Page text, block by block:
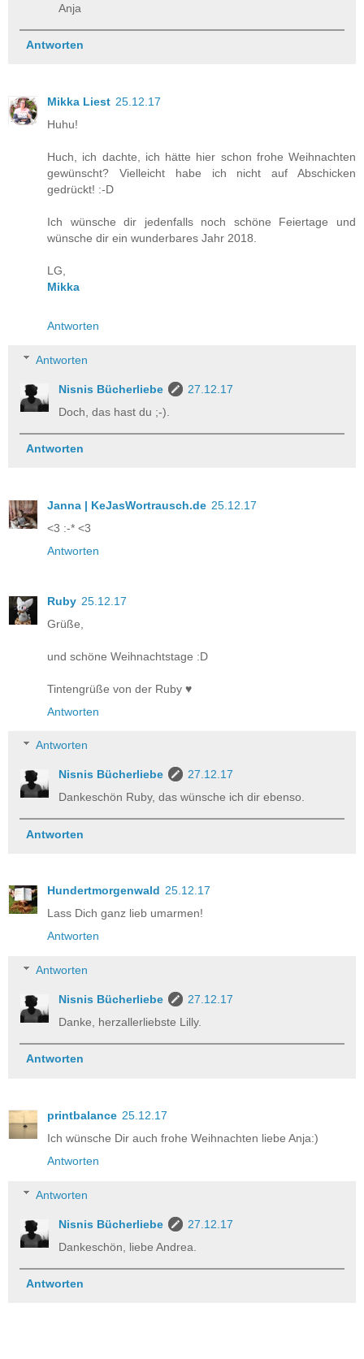
Anja
Antworten
Mikka Liest 25.12.17
Huhu!
Huch, ich dachte, ich hätte hier schon frohe Weihnachten
gewünscht? Vielleicht habe ich nicht auf Abschicken
gedrückt! :-D
Ich wünsche dir jedenfalls noch schöne Feiertage und
wünsche dir ein wunderbares Jahr 2018.
LG,
Mikka
Antworten
Antworten
Nisnis Bücherliebe
27.12.17
Doch, das hast du ;-).
Antworten
Janna | KeJasWortrausch.de 25.12.17
<3 :-* <3
Antworten
Ruby 25.12.17
Grüße,
und schöne Weihnachtstage :D
Tintengrüße von der Ruby ♥
Antworten
Antworten
Nisnis Bücherliebe
27.12.17
Dankeschön Ruby, das wünsche ich dir ebenso.
Antworten
Hundertmorgenwald 25.12.17
Lass Dich ganz lieb umarmen!
Antworten
Antworten
Nisnis Bücherliebe
27.12.17
Danke, herzallerliebste Lilly.
Antworten
printbalance 25.12.17
Ich wünsche Dir auch frohe Weihnachten liebe Anja:)
Antworten
Antworten
Nisnis Bücherliebe
27.12.17
Dankeschön, liebe Andrea.
Antworten